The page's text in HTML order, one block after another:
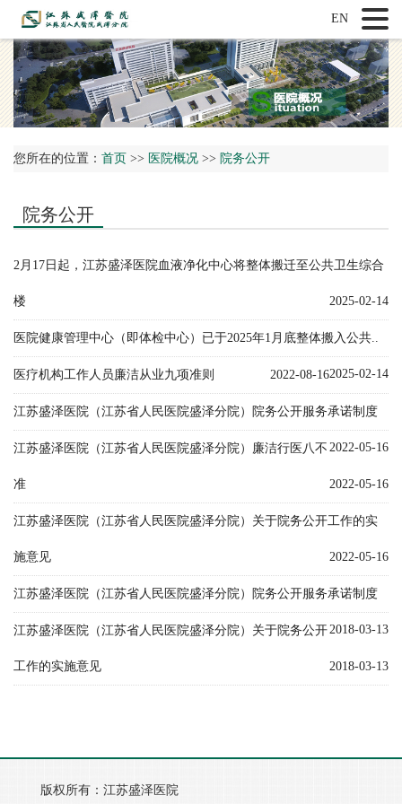
EN
您所在的位置： 首页 >> 医院概况 >> 院务公开
院务公开
2月17日起，江苏盛泽医院血液净化中心将整体搬迁至公共卫生综合
楼 2025-02-14
医院健康管理中心（即体检中心）已于2025年1月底整体搬入公共..
2025-02-14
医疗机构工作人员廉洁从业九项准则 2022-08-16
江苏盛泽医院（江苏省人民医院盛泽分院）院务公开服务承诺制度
2022-05-16
江苏盛泽医院（江苏省人民医院盛泽分院）廉洁行医八不
准 2022-05-16
江苏盛泽医院（江苏省人民医院盛泽分院）关于院务公开工作的实
施意见 2022-05-16
江苏盛泽医院（江苏省人民医院盛泽分院）院务公开服务承诺制度
2018-03-13
江苏盛泽医院（江苏省人民医院盛泽分院）关于院务公开
工作的实施意见 2018-03-13
版权所有：江苏盛泽医院